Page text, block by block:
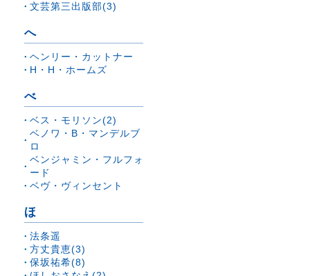
文芸第三出版部(3)
へ
ヘンリー・カットナー
H・H・ホームズ
べ
ベス・モリソン(2)
ベノワ・B・マンデルブ
ロ
ベンジャミン・フルフォ
ード
ベヴ・ヴィンセント
ほ
法条遥
方丈貴恵(3)
保坂祐希(8)